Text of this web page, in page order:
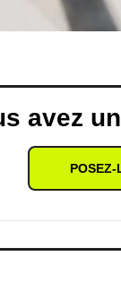
avez
POSEZ-